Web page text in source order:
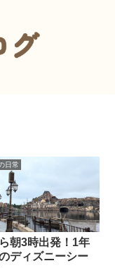
日常
朝3時出発！1年
ディズニーシー